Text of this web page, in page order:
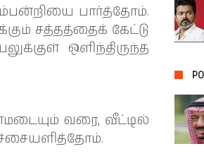
பார்த்தோம்.
சத்தத்தைக் கேட்டு
ஒளிந்திருந்த
வரை, வீட்டில்